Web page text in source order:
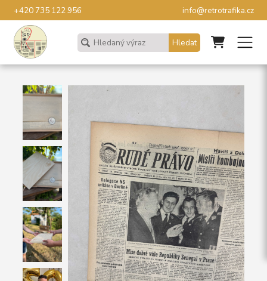
+420 735 122 956 info@retrotrafika.cz